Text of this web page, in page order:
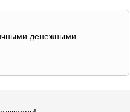
денежными